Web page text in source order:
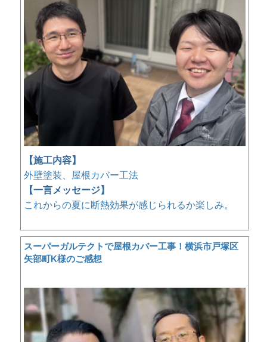
【施工内容】
外壁塗装、屋根カバー工法
【一言メッセージ】
これからの夏に断熱効果が感じられるか楽しみ。
スーパーガルテクトで屋根カバー工事！横浜市戸塚区
矢部町K様のご感想